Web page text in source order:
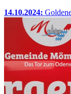
14.10.2024: